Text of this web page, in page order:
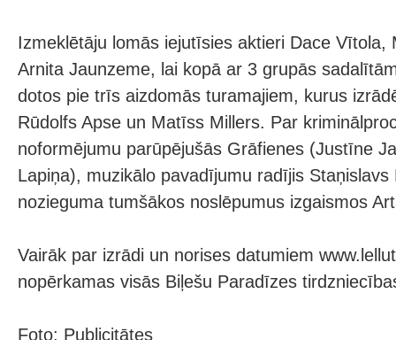
Izmeklētāju lomās iejutīsies aktieri Dace Vītola,
Arnita Jaunzeme, lai kopā ar 3 grupās
dotos pie trīs aizdomās turamajiem, kurus
Rūdolfs Apse un Matīss Millers. Par
noformējumu parūpējušās Grāfienes (Justīne
Lapiņa), muzikālo pavadījumu radījis Staņislavs
nozieguma tumšākos noslēpumus izgaismos
Vairāk par izrādi un norises datumiem
nopērkamas visās Biļešu Paradīzes
Foto: Publicitātes